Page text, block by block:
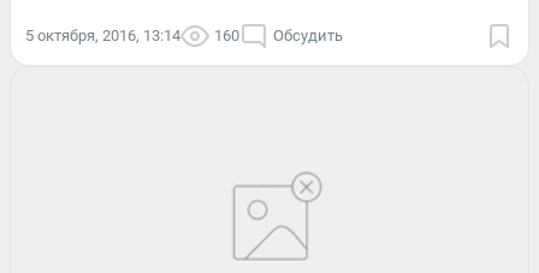
5 октября, 2016, 13:14 160 Обсудить